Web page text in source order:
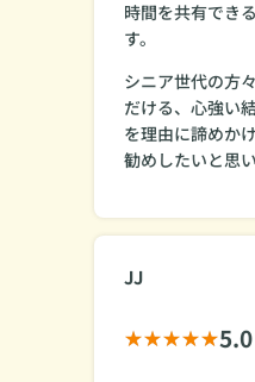
時間を共有でき
す。
シニア世代の方
だける、心強い
を理由に諦めか
勧めしたいと思い
JJ
5.0